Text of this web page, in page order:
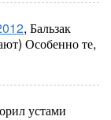
, Бальзак
Особенно те,
устами